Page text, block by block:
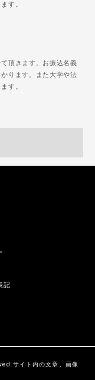
す。
頂きます。お振込名義
ります。また大学や法
す。
記
サイト内の文章、画像